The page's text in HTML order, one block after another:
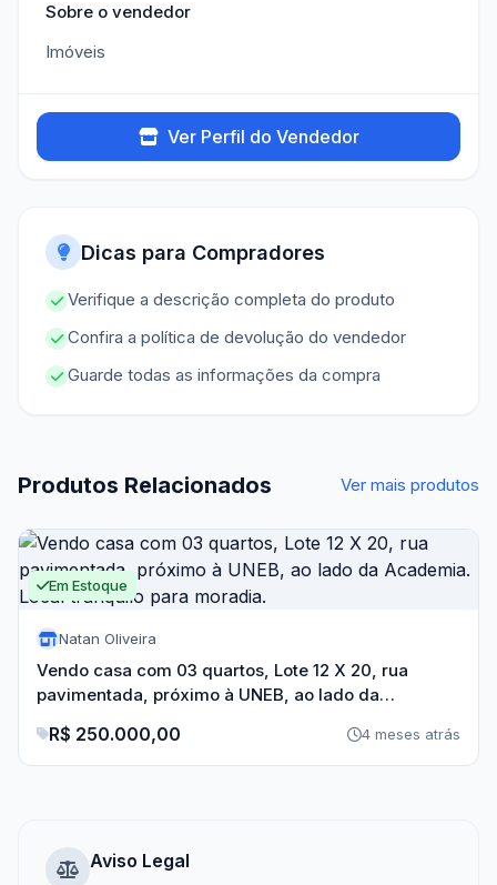
Sobre o vendedor
Imóveis
Ver Perfil do Vendedor
Dicas para Compradores
Verifique a descrição completa do produto
Confira a política de devolução do vendedor
Guarde todas as informações da compra
Produtos Relacionados Ver mais produtos
Em Estoque
Natan Oliveira
Vendo casa com 03 quartos, Lote 12 X 20, rua
pavimentada, próximo à UNEB, ao lado da
R$ 250.000,00 4 meses atrás
Aviso Legal